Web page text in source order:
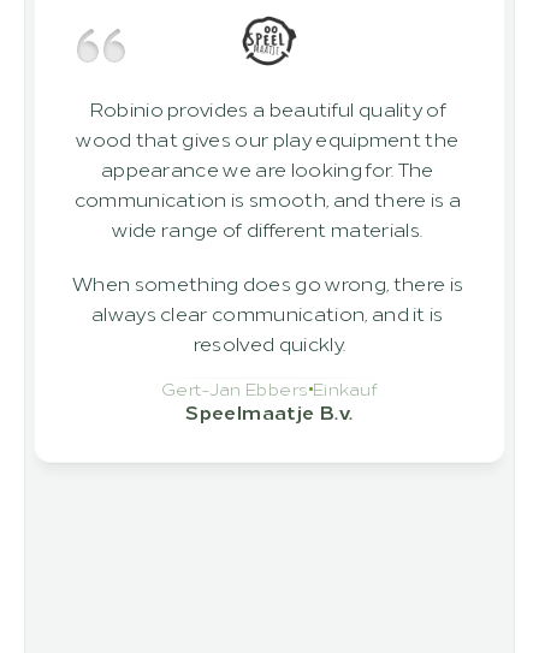
Robinio provides a beautiful quality of
wood that gives our play equipment the
appearance we are looking for. The
communication is smooth, and there is a
wide range of different materials.
When something does go wrong, there is
always clear communication, and it is
resolved quickly.
Gert-Jan Ebbers Einkauf
Speelmaatje B.v.